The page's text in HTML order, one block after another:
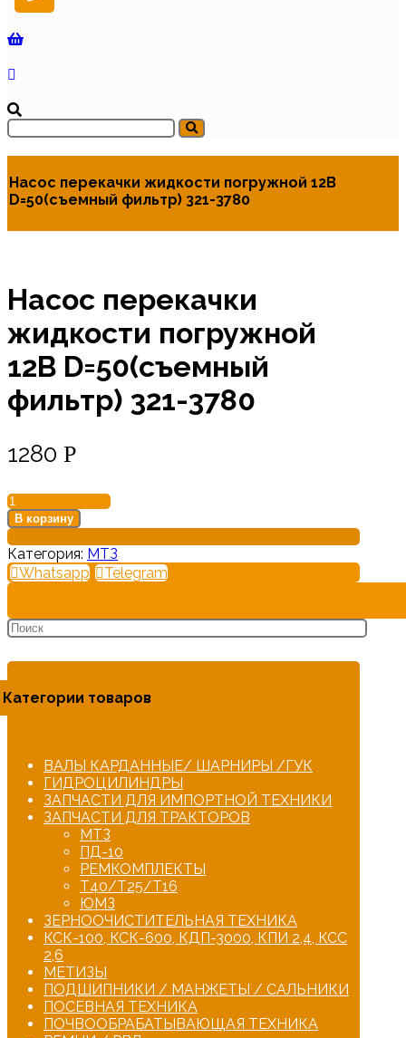
Насос перекачки жидкости погружной 12В
D=50(съемный фильтр) 321-3780
Насос перекачки
жидкости погружной
12В D=50(съемный
фильтр) 321-3780
1280 Р
Количество
товара
Насос
перекачки
жидкости
погружной
D=50(съемный
фильтр)
В корзину
Категория: МТЗ
Whatsapp
Telegram
Категории товаров
ВАЛЫ КАРДАННЫЕ/ ШАРНИРЫ /ГУК
ГИДРОЦИЛИНДРЫ
ЗАПЧАСТИ ДЛЯ ИМПОРТНОЙ ТЕХНИКИ
ЗАПЧАСТИ ДЛЯ ТРАКТОРОВ
МТЗ
ПД-10
РЕМКОМПЛЕКТЫ
Т40/Т25/Т16
ЮМЗ
ЗЕРНООЧИСТИТЕЛЬНАЯ ТЕХНИКА
КСК-100, КСК-600, КДП-3000, КПИ 2,4, КСС
2,6
МЕТИЗЫ
ПОДШИПНИКИ / МАНЖЕТЫ / САЛЬНИКИ
ПОСЕВНАЯ ТЕХНИКА
ПОЧВООБРАБАТЫВАЮЩАЯ ТЕХНИКА